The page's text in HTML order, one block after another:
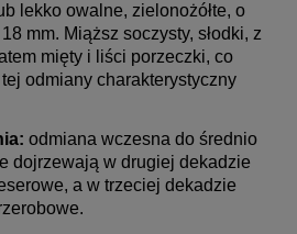
lekko owalne, zielonożółte, o
mm. Miąższ soczysty, słodki, z
mięty i liści porzeczki, co
odmiany charakterystyczny
odmiana wczesna do średnio
dojrzewają w drugiej dekadzie
a w trzeciej dekadzie